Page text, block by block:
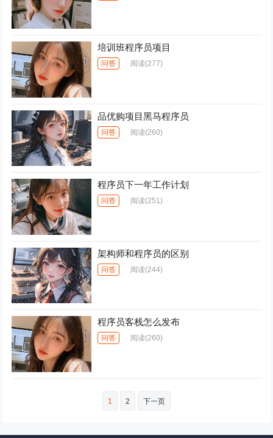
培训班程序员项目
问答 阅读(277)
品优购项目黑马程序员
问答 阅读(260)
程序员下一年工作计划
问答 阅读(251)
架构师和程序员的区别
问答 阅读(244)
程序员客栈怎么发布
问答 阅读(260)
1 2 下一页